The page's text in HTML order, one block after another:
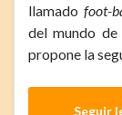
llamado foot-
del mundo
propone la
Seguir